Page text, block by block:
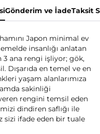
Gönderim ve İadeTaksit
Japon minimal ev
insanlığı anlatan
3 ana rengi işliyor; gök,
Dışarıda en temel ve en
yaşam alanlarımıza
sakinliği
rengini temsil eden
dindiren saflığı ile
sizi ifade eden bir tuale